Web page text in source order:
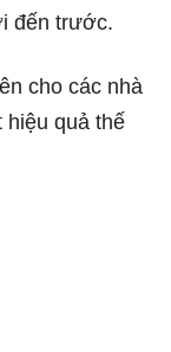
đến trước.
cho các nhà
quả thế